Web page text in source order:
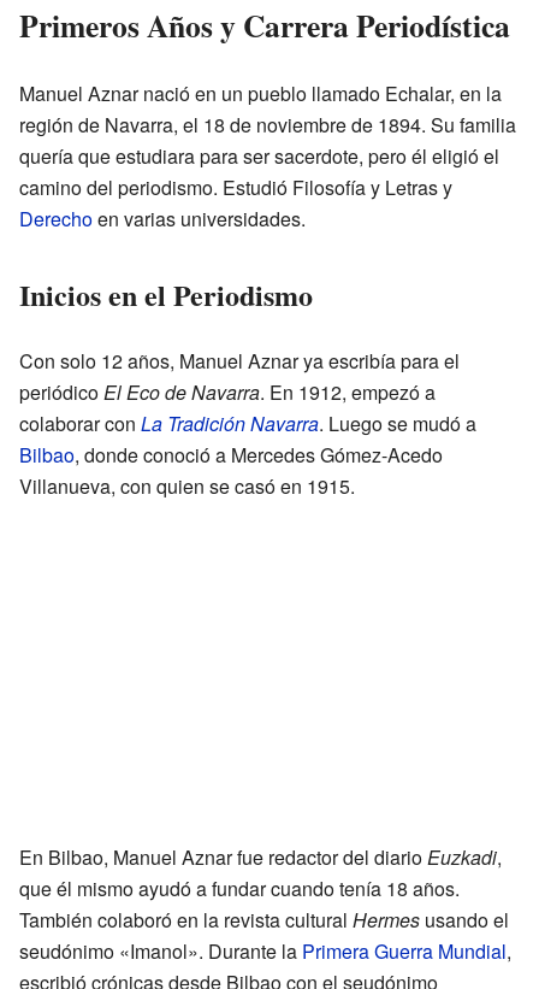
Primeros Años y Carrera Periodística
Manuel Aznar nació en un pueblo llamado Echalar, en la
región de Navarra, el 18 de noviembre de 1894. Su familia
quería que estudiara para ser sacerdote, pero él eligió el
camino del periodismo. Estudió Filosofía y Letras y
Derechoen varias universidades.
Inicios en el Periodismo
Con solo 12 años, Manuel Aznar ya escribía para el
periódicoEl Eco de Navarra. En 1912, empezó a
colaborar con La Tradición Navarra. Luego se mudó a
Bilbao, donde conoció a Mercedes Gómez-Acedo
Villanueva, con quien se casó en 1915.
En Bilbao, Manuel Aznar fue redactor del diarioEuzkadi,
que él mismo ayudó a fundar cuando tenía 18 años.
También colaboró en la revista cultural Hermes usando el
seudónimo «Imanol». Durante la Primera Guerra Mundial,
escribió crónicas desde Bilbao con el seudónimo